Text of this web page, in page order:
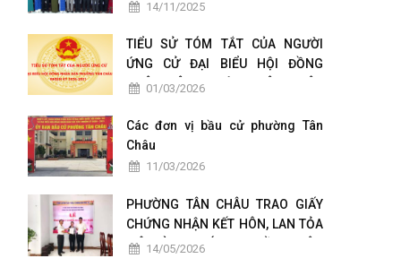
14/11/2025
TIỂU SỬ TÓM TẮT CỦA NGƯỜI
ỨNG CỬ ĐẠI BIỂU HỘI ĐỒNG
NHÂN DÂN PHƯỜNG TÂN CHÂU
01/03/2026
Các đơn vị bầu cử phường Tân
Châu
11/03/2026
PHƯỜNG TÂN CHÂU TRAO GIẤY
CHỨNG NHẬN KẾT HÔN, LAN TỎA
MÔ HÌNH CHÍNH QUYỀN THÂN
14/05/2026